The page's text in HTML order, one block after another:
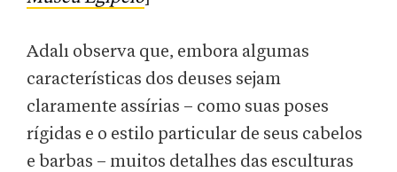
Adalı observa que, embora algumas
características dos deuses sejam
claramente assírias – como suas poses
rígidas e o estilo particular de seus cabelos
e barbas – muitos detalhes das esculturas